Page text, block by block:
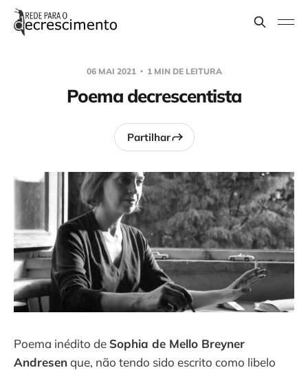
06 MAI 2021 1 MIN DE LEITURA
Poema decrescentista
Partilhar
Poema inédito de Sophia de Mello Breyner
Andresenque, não tendo sido escrito como libelo